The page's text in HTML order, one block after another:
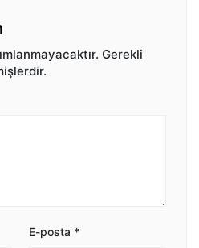
Gerekli
E-posta *